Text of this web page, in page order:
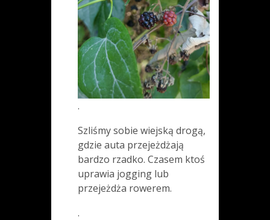
.
Szliśmy sobie wiejską drogą,
gdzie auta przejeżdżają
bardzo rzadko. Czasem ktoś
uprawia jogging lub
przejeżdża rowerem.
.